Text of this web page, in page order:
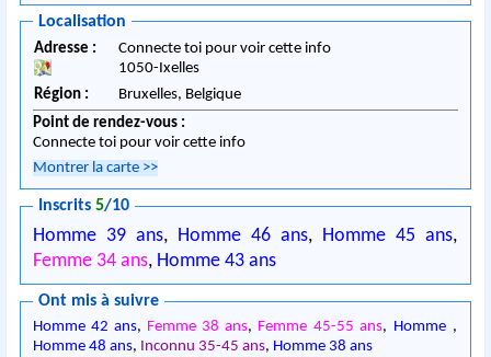
Localisation
Adresse :
Connecte toi pour voir cette info
1050-Ixelles
Région :
Bruxelles, Belgique
Point de rendez-vous :
Connecte toi pour voir cette info
Montrer la carte >>
Inscrits5/10
Homme 39 ans, Homme 46 ans, Homme 45 ans,
Femme 34 ans, Homme 43 ans
Ont mis à suivre
Homme 42 ans, Femme 38 ans, Femme 45-55 ans, Homme ,
Homme 48 ans, Inconnu 35-45 ans, Homme 38 ans